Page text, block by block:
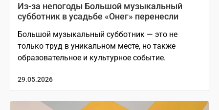
Из-за непогоды Большой музыкальный
субботник в усадьбе «Онег» перенесли
Большой музыкальный субботник — это не
только труд в уникальном месте, но также
образовательное и культурное событие.
29.05.2026